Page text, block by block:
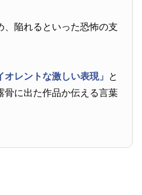
、陥れるといった恐怖の支
オレントな激しい表現」 と
骨に出た作品か伝える言葉